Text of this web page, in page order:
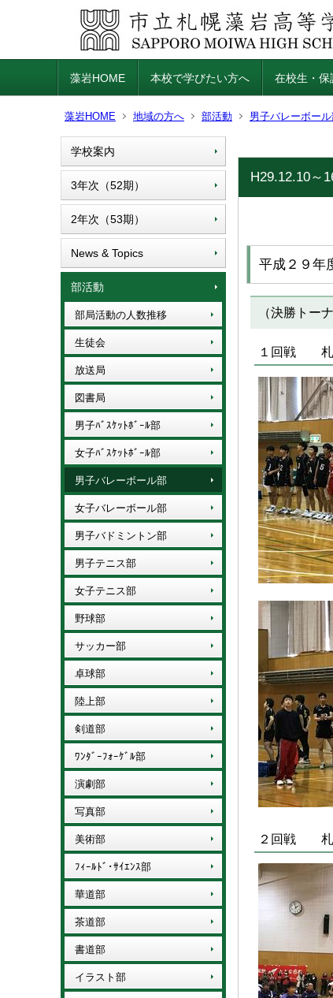
藻岩HOME 本校で学びたい方へ 在校生・保
藻岩HOME 地域の方へ 部活動 男子バレーボー
学校案内
3年次（52期）
2年次（53期）
News & Topics
部活動
部局活動の人数推移
生徒会
放送局
図書局
男子ﾊﾞｽｹｯﾄﾎﾞｰﾙ部
女子ﾊﾞｽｹｯﾄﾎﾞｰﾙ部
男子バレーボール部
女子バレーボール部
男子バドミントン部
男子テニス部
女子テニス部
野球部
サッカー部
卓球部
陸上部
剣道部
ﾜﾝﾀﾞｰﾌｫｰｹﾞﾙ部
演劇部
写真部
美術部
ﾌｨｰﾙﾄﾞ･ｻｲｴﾝｽ部
華道部
茶道部
書道部
イラスト部
H29.12.10～
平成２９年
（決勝トー
１回戦 札
２回戦 札